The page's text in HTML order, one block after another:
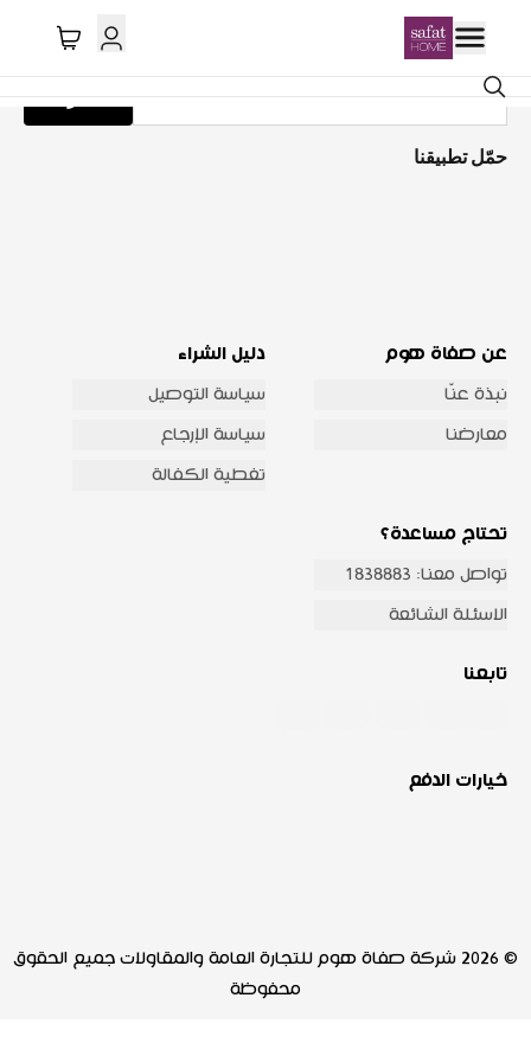
احصل على تحديثات عبر البريد الإلكتروني
اشترك
حمّل تطبيقنا
عن صفاة هوم
نبذة عنّا
معارضنا
دليل الشراء
سياسة التوصيل
سياسة الإرجاع
تغطية الكفالة
تحتاج مساعدة؟
تواصل معنا: 1838883
الاسئلة الشائعة
تابعنا
خيارات الدفع
© 2026 شركة صفاة هوم للتجارة العامة والمقاولات جميع الحقوق
محفوظة